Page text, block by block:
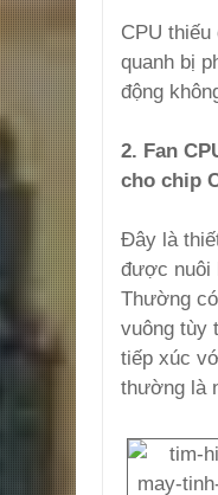
CPU
quanh bị
động
2. Fan
cho chip
Đây là
được nuôi
Thường
vuông tùy
tiếp xúc
thường là